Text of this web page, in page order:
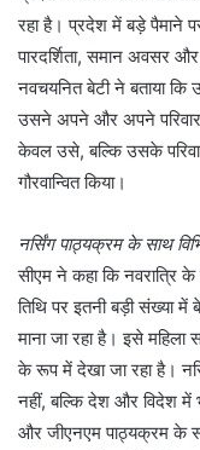
रहा है। प्रदेश में बड़े पैमाने
पारदर्शिता, समान अवसर
नवचयनित बेटी ने बताया
उसने अपने और अपने
केवल उसे, बल्कि उसके
गौरवान्वित किया।
नर्सिंग पाठ्यक्रम के साथ
सीएम ने कहा कि नवरात्रि के
तिथि पर इतनी बड़ी संख्या
माना जा रहा है। इसे महिला
के रूप में देखा जा रहा है।
नहीं, बल्कि देश और विदेश में
और जीएनएम पाठ्यक्रम के